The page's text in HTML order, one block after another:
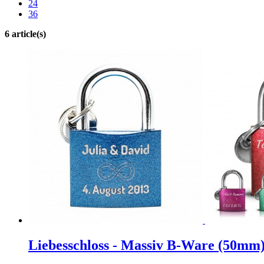
24
36
6 article(s)
Liebesschloss - Massiv B-Ware